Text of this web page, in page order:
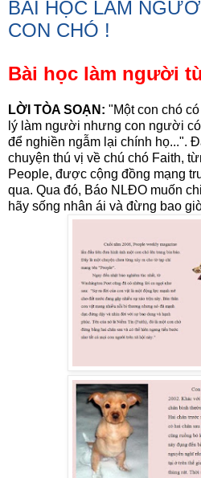
BÀI HỌC LÀM
CON CHÓ !
Bài học làm người
LỜI TÒA SOẠN: "Một con chó
lý làm người nhưng con người
để nghiền ngẫm lại chính họ...".
chuyện thú vị về chú chó Faith,
People, được cộng đồng mạng
qua. Qua đó, Báo NLĐO muốn
hãy sống nhân ái và đừng bao